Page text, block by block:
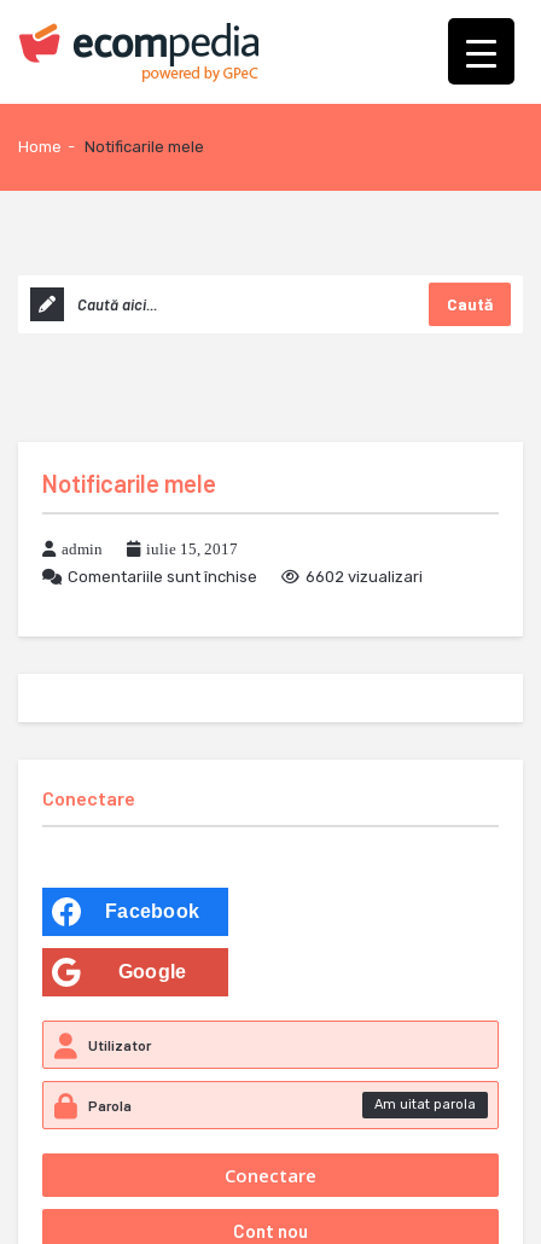
Home - Notificarile mele
Caută
Notificarile mele
admin
iulie 15, 2017
Comentariile sunt închise
6602 vizualizari
Conectare
Facebook
Google
Am uitat parola